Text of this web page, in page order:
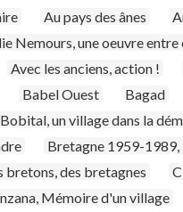
Au pays des ânes
Nemours, une oeuvre
Avec les anciens, action !
Babel Ouest Bagad
Bobital, un village dans la
Bretagne 1959-
bretons, des bretagnes
Mémoire d'un village